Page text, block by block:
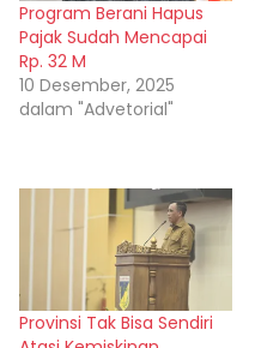
Program Berani Hapus
Pajak Sudah Mencapai
Rp. 32 M
10 Desember, 2025
dalam "Advetorial"
Provinsi Tak Bisa Sendiri